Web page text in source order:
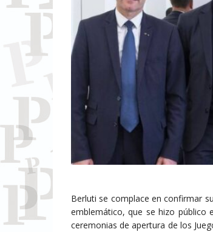
Berluti se complace en confirmar
emblemático, que se hizo público
ceremonias de apertura de los